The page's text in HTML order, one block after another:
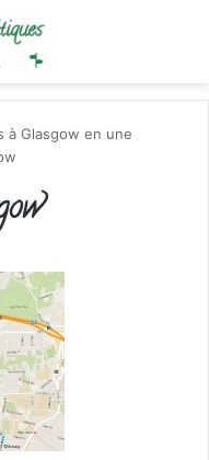
à Glasgow en une